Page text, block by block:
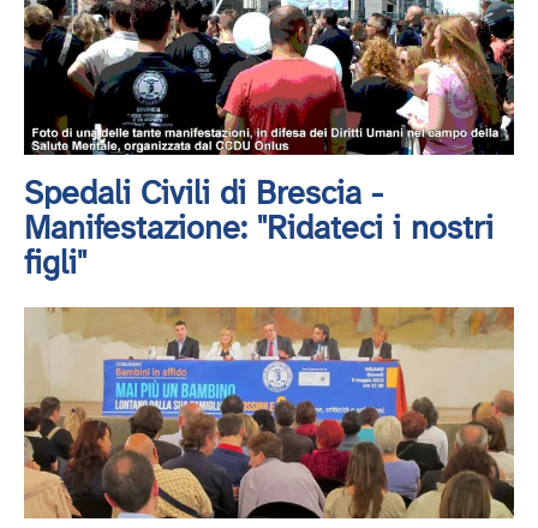
Spedali Civili di Brescia -
Manifestazione: "Ridateci i nostri
figli"